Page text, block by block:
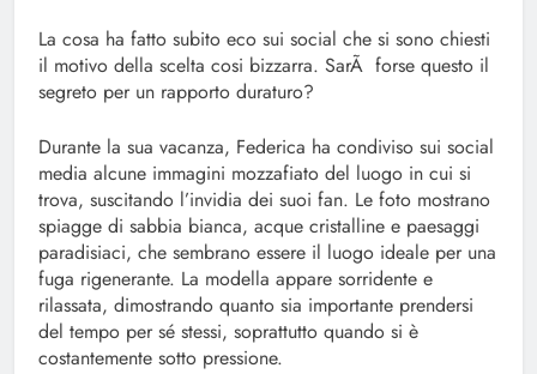
La cosa ha fatto subito eco sui social che si sono chiesti
il motivo della scelta cosi bizzarra. SarÃ forse questo il
segreto per un rapporto duraturo?
Durante la sua vacanza, Federica ha condiviso sui social
media alcune immagini mozzafiato del luogo in cui si
trova, suscitando l’invidia dei suoi fan. Le foto mostrano
spiagge di sabbia bianca, acque cristalline e paesaggi
paradisiaci, che sembrano essere il luogo ideale per una
fuga rigenerante. La modella appare sorridente e
rilassata, dimostrando quanto sia importante prendersi
del tempo per sé stessi, soprattutto quando si è
costantemente sotto pressione.